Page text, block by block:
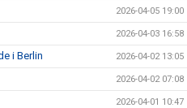
2026-04-05 19:00
2026-04-03 16:58
i Berlin 2026-04-02 13:05
2026-04-02 07:08
2026-04-01 10:47